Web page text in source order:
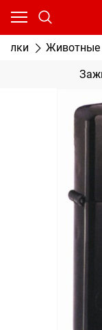
Животные
Ваш город - Москва,
От выбранного